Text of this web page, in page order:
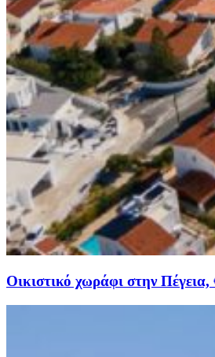
Οικιστικό χωράφι στην Πέγεια,